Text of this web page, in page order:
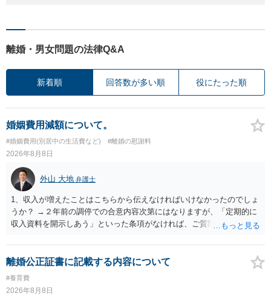
離婚・男女問題の法律Q&A
新着順 回答数が多い順 役にたった順
婚姻費用減額について。
#婚姻費用(別居中の生活費など) #離婚の慰謝料
2026年8月8日
外山 大地 弁護士
1、収入が増えたことはこちらから伝えなければいけなかったのでしょ
うか？ →２年前の調停での合意内容次第にはなりますが、「定期的に
収入資料を開示しあう」といった条項がなければ、ご質問者様から相
合意した場合も収入証明で算定表通りに決まりますでしょうか？ →算
定表は一つの目安に過ぎませんので、合意した希望額が算定表で算出
された金額と異なっていたとしても、合意した希望額が婚姻費用の金
額となります。
離婚公正証書に記載する内容について
#養育費
2026年8月8日